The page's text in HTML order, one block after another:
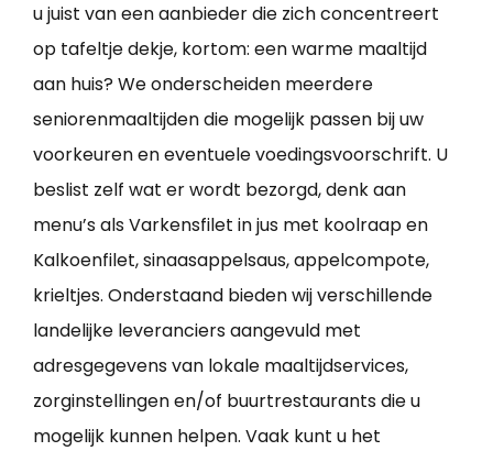
u juist van een aanbieder die zich concentreert
op tafeltje dekje, kortom: een warme maaltijd
aan huis? We onderscheiden meerdere
seniorenmaaltijden die mogelijk passen bij uw
voorkeuren en eventuele voedingsvoorschrift. U
beslist zelf wat er wordt bezorgd, denk aan
menu’s als Varkensfilet in jus met koolraap en
Kalkoenfilet, sinaasappelsaus, appelcompote,
krieltjes. Onderstaand bieden wij verschillende
landelijke leveranciers aangevuld met
adresgegevens van lokale maaltijdservices,
zorginstellingen en/of buurtrestaurants die u
mogelijk kunnen helpen. Vaak kunt u het